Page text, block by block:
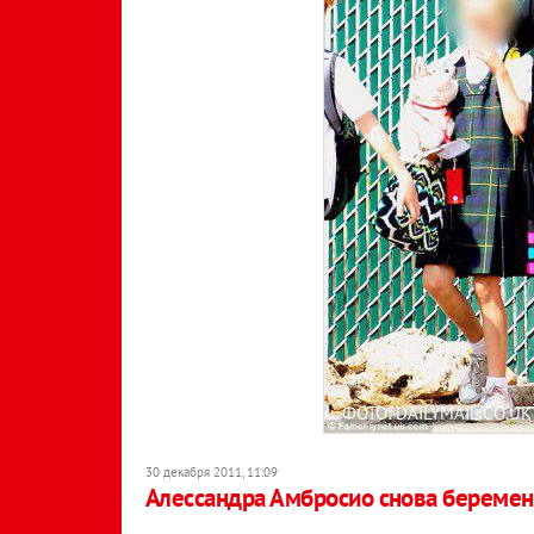
ФОТО: DAILYMAIL.CO.UK
30 декабря 2011, 11:09
Алессандра Амбросио снова